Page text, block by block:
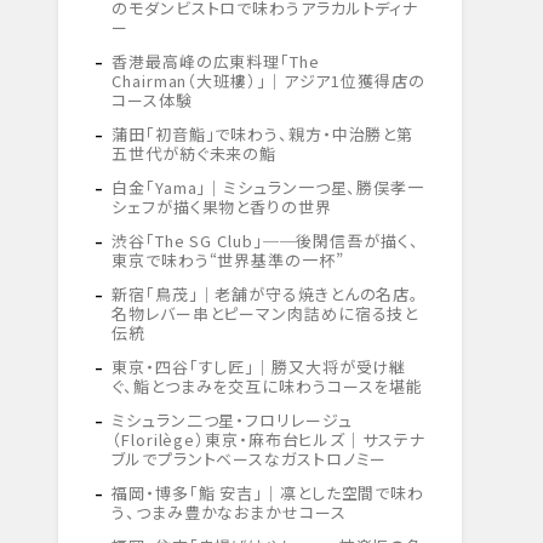
のモダンビストロで味わうアラカルトディナ
ー
香港最高峰の広東料理「The
Chairman（大班樓）」｜アジア1位獲得店の
コース体験
蒲田「初音鮨」で味わう、親方・中治勝と第
五世代が紡ぐ未来の鮨
白金「Yama」｜ミシュラン一つ星、勝俣孝一
シェフが描く果物と香りの世界
渋谷「The SG Club」──後閑信吾が描く、
東京で味わう“世界基準の一杯”
新宿「鳥茂」｜老舗が守る焼きとんの名店。
名物レバー串とピーマン肉詰めに宿る技と
伝統
東京・四谷「すし匠」｜勝又大将が受け継
ぐ、鮨とつまみを交互に味わうコースを堪能
ミシュラン二つ星・フロリレージュ
（Florilège）東京・麻布台ヒルズ｜サステナ
ブルでプラントベースなガストロノミー
福岡・博多「鮨 安吉」｜凛とした空間で味わ
う、つまみ豊かなおまかせコース